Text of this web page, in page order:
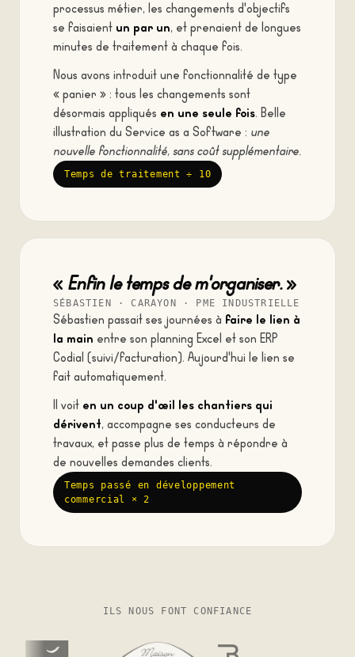
processus métier, les changements d'objectifs
se faisaient un par un, et prenaient de longues
minutes de traitement à chaque fois.
Nous avons introduit une fonctionnalité de type
« panier » : tous les changements sont
désormais appliqués en une seule fois. Belle
illustration du Service as a Software : une
nouvelle fonctionnalité, sans coût supplémentaire.
Temps de traitement ÷ 10
« Enfin le temps de m'organiser.»
SÉBASTIEN · CARAYON · PME INDUSTRIELLE
Sébastien passait ses journées à faire le lien à
la main entre son planning Excel et son ERP
Codial (suivi/facturation). Aujourd'hui le lien se
fait automatiquement.
Il voit en un coup d'œil les chantiers qui
dérivent, accompagne ses conducteurs de
travaux, et passe plus de temps à répondre à
de nouvelles demandes clients.
Temps passé en développement
commercial × 2
ILS NOUS FONT CONFIANCE